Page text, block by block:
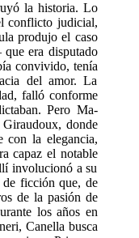
la his­toria. Lo
conflicto judicial,
produjo el caso
era disputado
convivido, tenía
del amor. La
falló conforme
Pero Ma­
Giraudoux, donde
con la elegancia,
capaz el notable
involucionó a su
de ficción que, de
de la pasión de
los años en
Canella busca